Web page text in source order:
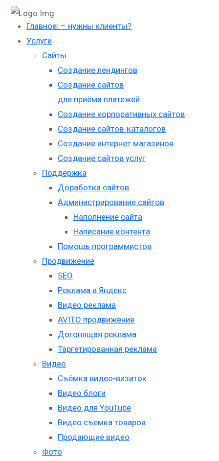
Главное: – нужны клиенты?
Услуги
Сайты
Создание лендингов
Создание сайтов
для приёма платежей
Создание корпоративных сайтов
Создание сайтов-каталогов
Создание интернет магазинов
Создание сайтов услуг
Поддержка
Доработка сайтов
Администрирование сайтов
Наполнение сайта
Написание контента
Помощь программистов
Продвижение
SEO
Реклама в Яндекс
Видео реклама
AVITO продвижение
Догонящая реклама
Таргетированная реклама
Видео
Съёмка видео-визиток
Видео блоги
Видео для YouTube
Видео съемка товаров
Продающие видео
Фото